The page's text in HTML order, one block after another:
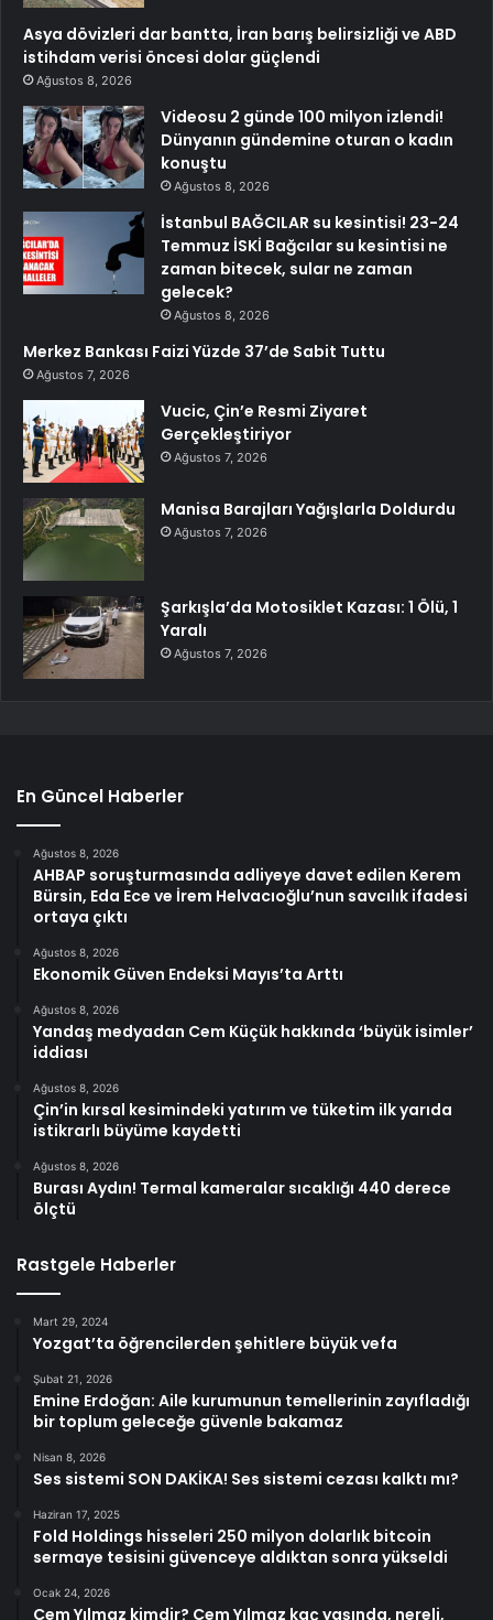
Asya dövizleri dar bantta, İran barış belirsizliği ve ABD
istihdam verisi öncesi dolar güçlendi
Ağustos 8, 2026
Videosu 2 günde 100 milyon izlendi!
Dünyanın gündemine oturan o kadın
konuştu
Ağustos 8, 2026
İstanbul BAĞCILAR su kesintisi! 23-24
Temmuz İSKİ Bağcılar su kesintisi ne
zaman bitecek, sular ne zaman
gelecek?
Ağustos 8, 2026
Merkez Bankası Faizi Yüzde 37’de Sabit Tuttu
Ağustos 7, 2026
Vucic, Çin’e Resmi Ziyaret
Gerçekleştiriyor
Ağustos 7, 2026
Manisa Barajları Yağışlarla Doldurdu
Ağustos 7, 2026
Şarkışla’da Motosiklet Kazası: 1 Ölü, 1
Yaralı
Ağustos 7, 2026
En Güncel Haberler
Ağustos 8, 2026
AHBAP soruşturmasında adliyeye davet edilen Kerem
Bürsin, Eda Ece ve İrem Helvacıoğlu’nun savcılık ifadesi
ortaya çıktı
Ağustos 8, 2026
Ekonomik Güven Endeksi Mayıs’ta Arttı
Ağustos 8, 2026
Yandaş medyadan Cem Küçük hakkında ‘büyük isimler’
iddiası
Ağustos 8, 2026
Çin’in kırsal kesimindeki yatırım ve tüketim ilk yarıda
istikrarlı büyüme kaydetti
Ağustos 8, 2026
Burası Aydın! Termal kameralar sıcaklığı 440 derece
ölçtü
Rastgele Haberler
Mart 29, 2024
Yozgat’ta öğrencilerden şehitlere büyük vefa
Şubat 21, 2026
Emine Erdoğan: Aile kurumunun temellerinin zayıfladığı
bir toplum geleceğe güvenle bakamaz
Nisan 8, 2026
Ses sistemi SON DAKİKA! Ses sistemi cezası kalktı mı?
Haziran 17, 2025
Fold Holdings hisseleri 250 milyon dolarlık bitcoin
sermaye tesisini güvenceye aldıktan sonra yükseldi
Ocak 24, 2026
Cem Yılmaz kimdir? Cem Yılmaz kaç yaşında, nereli,